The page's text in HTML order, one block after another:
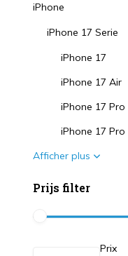
iPhone
iPhone 17 Serie
iPhone 17
iPhone 17 Air
iPhone 17 Pro
iPhone 17 Pro
Afficher plus
Prijs filter
Prix